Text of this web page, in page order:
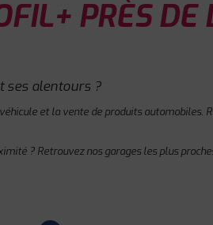
PRÈS DE
ses alentours ?
et la vente de produits automobiles.
? Retrouvez nos garages les plus